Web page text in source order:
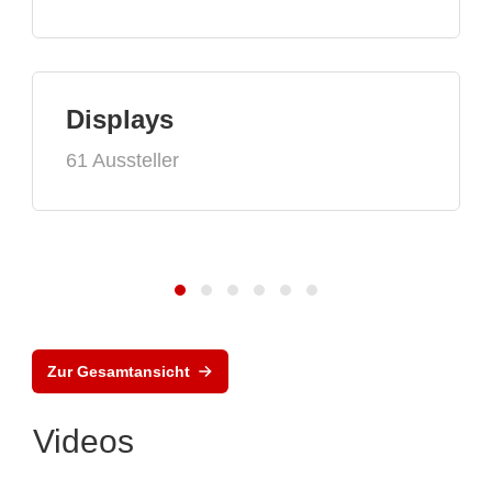
Displays
61 Aussteller
Zur Gesamtansicht
Videos